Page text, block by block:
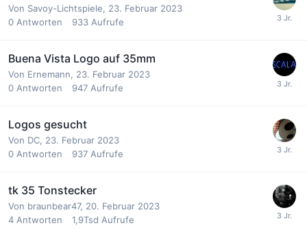
Von Savoy-Lichtspiele, 23. Februar 2023
0 Antworten 933 Aufrufe
Buena Vista Logo auf 35mm
Von Ernemann, 23. Februar 2023
0 Antworten 947 Aufrufe
Logos gesucht
Von DC, 23. Februar 2023
0 Antworten 937 Aufrufe
tk 35 Tonstecker
Von braunbear47, 20. Februar 2023
4 Antworten 1,9Tsd Aufrufe